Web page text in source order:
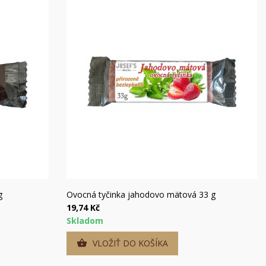
Rýchly náhľad
Ovocná tyčinka jahodovo mätová 33 g
19,74 Kč
Skladom
 VLOŽIŤ DO KOŠÍKA